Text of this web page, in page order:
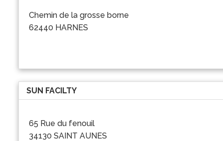
Chemin de la grosse borne
62440 HARNES
SUN FACILTY
65 Rue du fenouil
34130 SAINT AUNES